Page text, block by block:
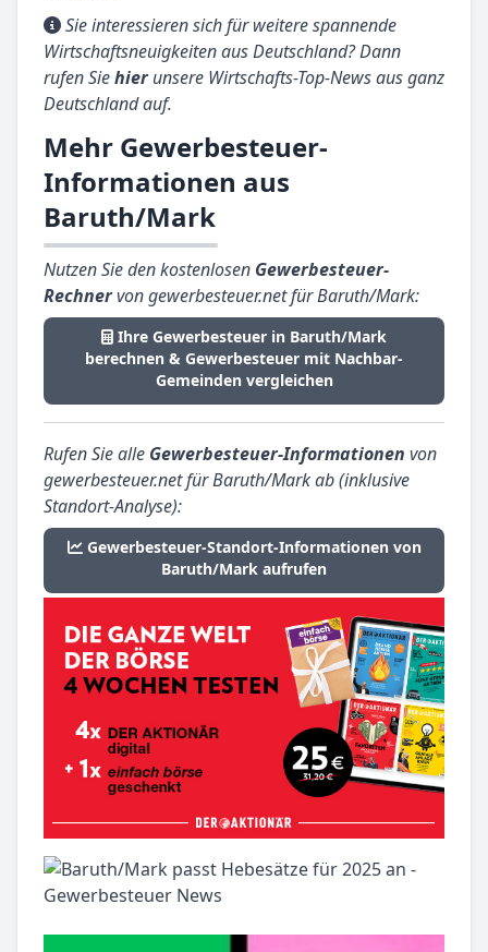
Sie interessieren sich für weitere spannende
Wirtschaftsneuigkeiten aus Deutschland? Dann
rufen Siehierunsere Wirtschafts-Top-News aus ganz
Deutschland auf.
Mehr Gewerbesteuer-
Informationen aus
Baruth/Mark
Nutzen Sie den kostenlosen Gewerbesteuer-
Rechnervon gewerbesteuer.net für Baruth/Mark:
Ihre Gewerbesteuer in Baruth/Mark
berechnen & Gewerbesteuer mit Nachbar-
Gemeinden vergleichen
Rufen Sie alle Gewerbesteuer-Informationen von
gewerbesteuer.net für Baruth/Mark ab (inklusive
Standort-Analyse):
Gewerbesteuer-Standort-Informationen von
Baruth/Mark aufrufen